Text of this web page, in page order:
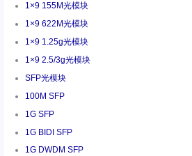
1×9 155M光模块
1×9 622M光模块
1×9 1.25g光模块
1×9 2.5/3g光模块
SFP光模块
100M SFP
1G SFP
1G BIDI SFP
1G DWDM SFP